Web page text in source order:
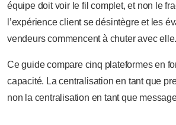
équipe doit voir le fil complet, et non le
l’expérience client se désintègre et les
vendeurs commencent à chuter avec elle.
Ce guide compare cinq plateformes en
capacité. La centralisation en tant que
non la centralisation en tant que